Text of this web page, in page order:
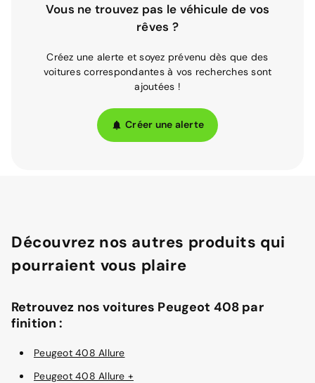
Vous ne trouvez pas le véhicule de vos
rêves ?
Créez une alerte et soyez prévenu dès que des
voitures correspondantes à vos recherches sont
ajoutées !
Créer une alerte
Découvrez nos autres produits qui
pourraient vous plaire
Retrouvez nos voitures Peugeot 408 par
finition :
Peugeot 408 Allure
Peugeot 408 Allure +